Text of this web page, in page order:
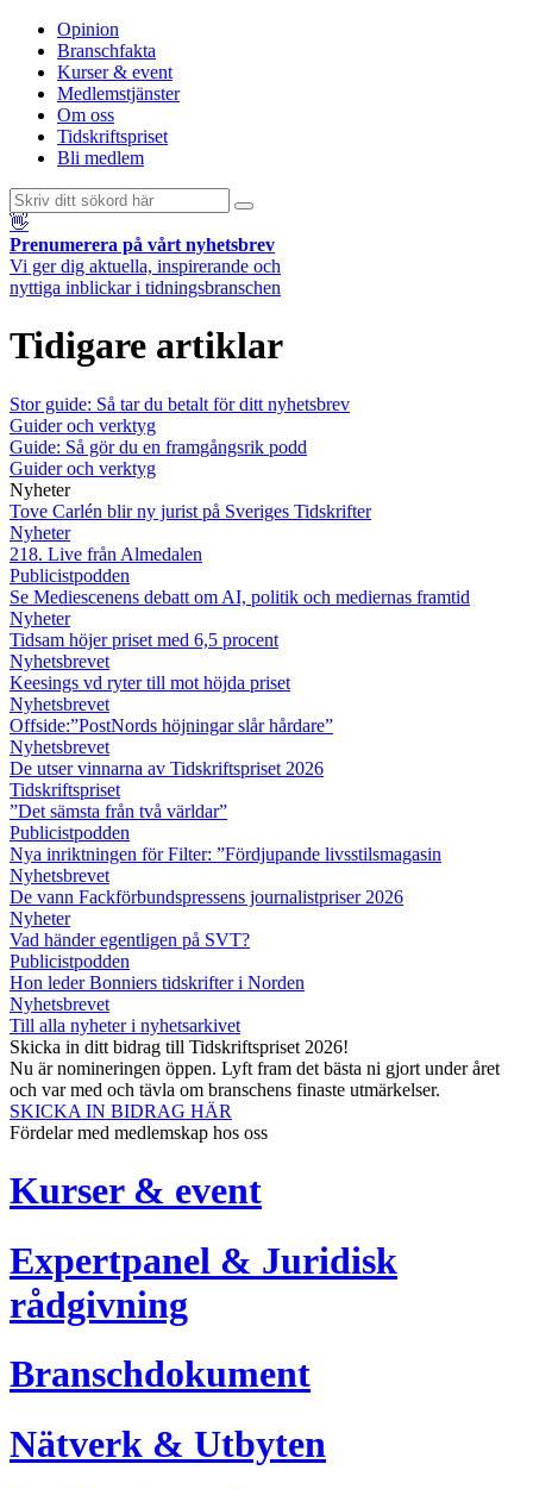
Opinion
Branschfakta
Kurser & event
Medlemstjänster
Om oss
Tidskriftspriset
Bli medlem
👋
Prenumerera på vårt nyhetsbrev
Vi ger dig aktuella, inspirerande och
nyttiga inblickar i tidningsbranschen
Tidigare artiklar
Stor guide: Så tar du betalt för ditt nyhetsbrev
Guider och verktyg
Guide: Så gör du en framgångsrik podd
Guider och verktyg
Nyheter
Tove Carlén blir ny jurist på Sveriges Tidskrifter
Nyheter
218. Live från Almedalen
Publicistpodden
Se Mediescenens debatt om AI, politik och mediernas framtid
Nyheter
Tidsam höjer priset med 6,5 procent
Nyhetsbrevet
Keesings vd ryter till mot höjda priset
Nyhetsbrevet
Offside:”PostNords höjningar slår hårdare”
Nyhetsbrevet
De utser vinnarna av Tidskriftspriset 2026
Tidskriftspriset
”Det sämsta från två världar”
Publicistpodden
Nya inriktningen för Filter: ”Fördjupande livsstilsmagasin
Nyhetsbrevet
De vann Fackförbundspressens journalistpriser 2026
Nyheter
Vad händer egentligen på SVT?
Publicistpodden
Hon leder Bonniers tidskrifter i Norden
Nyhetsbrevet
Till alla nyheter i nyhetsarkivet
Skicka in ditt bidrag till Tidskriftspriset 2026!
Nu är nomineringen öppen. Lyft fram det bästa ni gjort under året
och var med och tävla om branschens finaste utmärkelser.
SKICKA IN BIDRAG HÄR
Fördelar med medlemskap hos oss
Kurser & event
Expertpanel & Juridisk
rådgivning
Branschdokument
Nätverk & Utbyten